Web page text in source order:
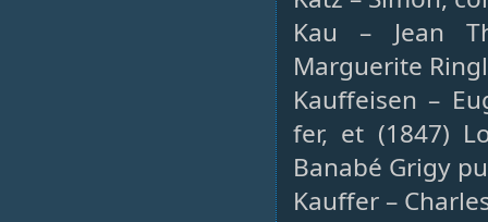
Kau – Jean
Marguerite
Kauffeisen –
fer, et (1847)
Banabé Grigy
Kauffer –